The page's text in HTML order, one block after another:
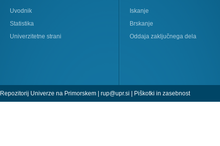
Uvodnik
Statistika
Univerzitetne strani
Iskanje
Brskanje
Oddaja zaključnega dela
Repozitorij Univerze na Primorskem | rup@upr.si | Piškotki in zasebnost